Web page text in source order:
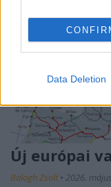
Data Deletion
Új európai
Balogh Zsolt • 2026.